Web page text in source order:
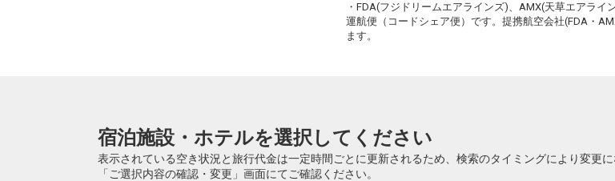
・FDA(フジドリームエアラインズ)、AMX(天草エアラ
運航便（コードシェア便）です。提携航空会社(FDA・
ます。
宿泊施設・ホテルを選択してください
表示されている空き状況と旅行代金は一定時間ごとに更新されるため、検索のタイミングにより変更
「ご選択内容の確認・変更」画面にてご確認ください。